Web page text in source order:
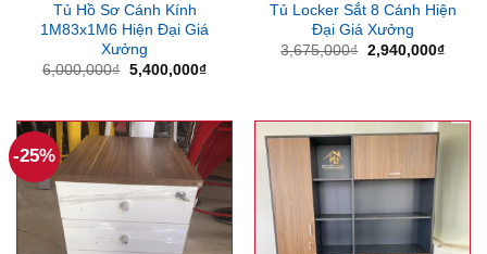
Tủ Hồ Sơ Cánh Kính
1M83x1M6 Hiện Đại Giá
Xưởng
6,000,000₫ Giá
5,400,000₫Giá
5,400,000₫.
Tủ Locker Sắt 8 Cánh Hiện
Đại Giá Xưởng
3,675,000₫ Giá
2,940,000₫Giá
-25%